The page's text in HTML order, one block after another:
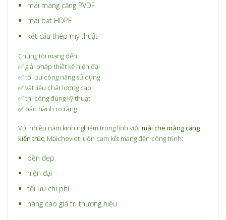
mái màng căng PVDF
mái bạt HDPE
kết cấu thép mỹ thuật
Chúng tôi mang đến:
✅ giải pháp thiết kế hiện đại
✅ tối ưu công năng sử dụng
✅ vật liệu chất lượng cao
✅ thi công đúng kỹ thuật
✅ bảo hành rõ ràng
Với nhiều năm kinh nghiệm trong lĩnh vựcmái che màng căng
kiến trúc, Maicheviet luôn cam kết mang đến công trình:
bền đẹp
hiện đại
tối ưu chi phí
nâng cao giá trị thương hiệu